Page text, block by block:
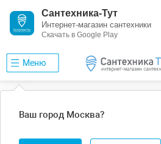
Сантехника-Тут
Интернет-магазин сантехники
Скачать в Google Play
Меню
Ваш город Москва?
Встраиваемые раковины